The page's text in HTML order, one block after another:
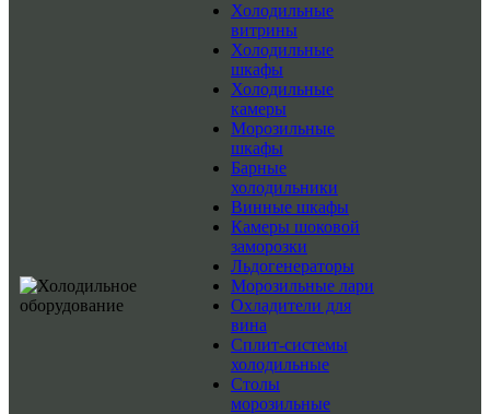
Холодильные
витрины
Холодильные
шкафы
Холодильные
камеры
Морозильные
шкафы
Барные
холодильники
Винные шкафы
Камеры шоковой
заморозки
Льдогенераторы
Морозильные лари
Охладители для
вина
Сплит-системы
холодильные
Столы
морозильные